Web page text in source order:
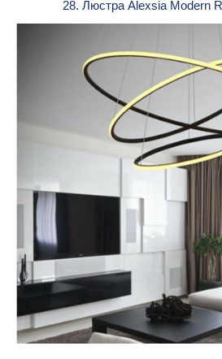
28. Люстра Alexsia Modern